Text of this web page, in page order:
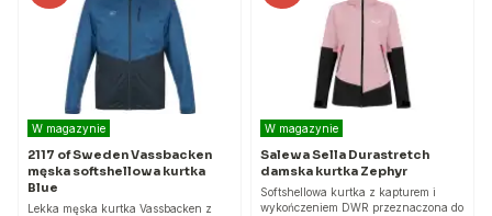
W magazynie
2117 of Sweden Vassbacken
męska softshellowa kurtka
Blue
Lekka męska kurtka Vassbacken z
W magazynie
Salewa Sella Durastretch
damska kurtka Zephyr
Softshellowa kurtka z kapturem i
wykończeniem DWR przeznaczona do